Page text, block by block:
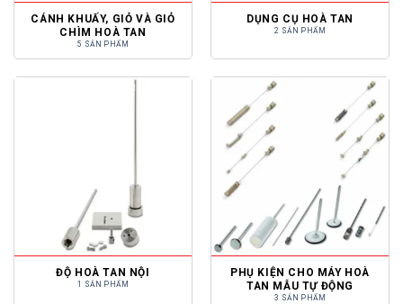
CÁNH KHUẤY, GIỎ VÀ GIỎ
CHÌM HOÀ TAN
5 SẢN PHẨM
DỤNG CỤ HOÀ TAN
2 SẢN PHẨM
ĐỘ HOÀ TAN NỘI
1 SẢN PHẨM
PHỤ KIỆN CHO MÁY HOÀ
TAN MẪU TỰ ĐỘNG
3 SẢN PHẨM